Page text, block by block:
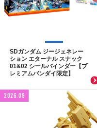
SDガンダム ジージェネレー
ション エターナル スナック
01&02 シールバインダー【プ
レミアムバンダイ限定】
2026.09